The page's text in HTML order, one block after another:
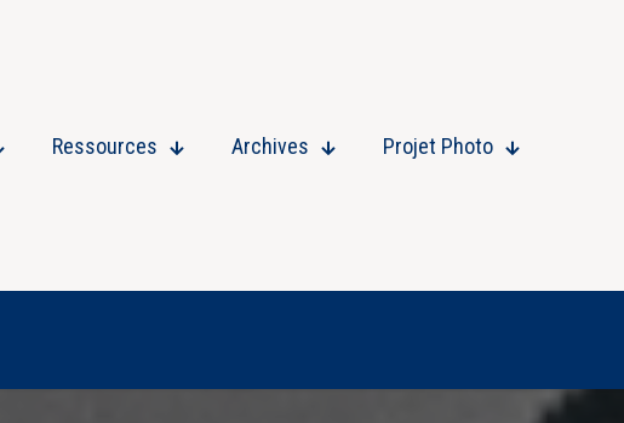
Ressources Archives Projet Photo